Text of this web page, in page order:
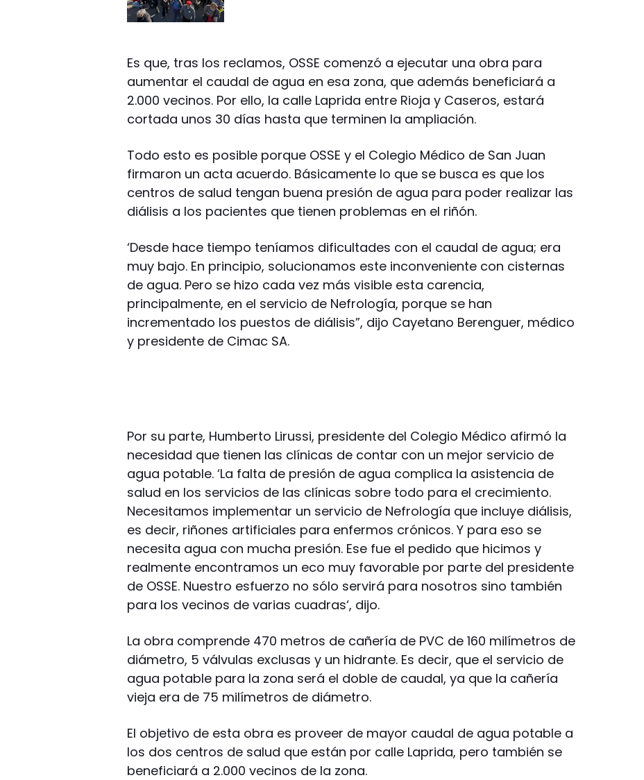
Es que, tras los reclamos, OSSE comenzó a ejecutar una obra para
aumentar el caudal de agua en esa zona, que además beneficiará a
2.000 vecinos. Por ello, la calle Laprida entre Rioja y Caseros, estará
cortada unos 30 días hasta que terminen la ampliación.
Todo esto es posible porque OSSE y el Colegio Médico de San Juan
firmaron un acta acuerdo. Básicamente lo que se busca es que los
centros de salud tengan buena presión de agua para poder realizar las
diálisis a los pacientes que tienen problemas en el riñón.
‘Desde hace tiempo teníamos dificultades con el caudal de agua; era
muy bajo. En principio, solucionamos este inconveniente con cisternas
de agua. Pero se hizo cada vez más visible esta carencia,
principalmente, en el servicio de Nefrología, porque se han
incrementado los puestos de diálisis”, dijo Cayetano Berenguer, médico
y presidente de Cimac SA.
Por su parte, Humberto Lirussi, presidente del Colegio Médico afirmó la
necesidad que tienen las clínicas de contar con un mejor servicio de
agua potable. ‘La falta de presión de agua complica la asistencia de
salud en los servicios de las clínicas sobre todo para el crecimiento.
Necesitamos implementar un servicio de Nefrología que incluye diálisis,
es decir, riñones artificiales para enfermos crónicos. Y para eso se
necesita agua con mucha presión. Ese fue el pedido que hicimos y
realmente encontramos un eco muy favorable por parte del presidente
de OSSE. Nuestro esfuerzo no sólo servirá para nosotros sino también
para los vecinos de varias cuadras‘, dijo.
La obra comprende 470 metros de cañería de PVC de 160 milímetros de
diámetro, 5 válvulas exclusas y un hidrante. Es decir, que el servicio de
agua potable para la zona será el doble de caudal, ya que la cañería
vieja era de 75 milímetros de diámetro.
El objetivo de esta obra es proveer de mayor caudal de agua potable a
los dos centros de salud que están por calle Laprida, pero también se
beneficiará a 2.000 vecinos de la zona.